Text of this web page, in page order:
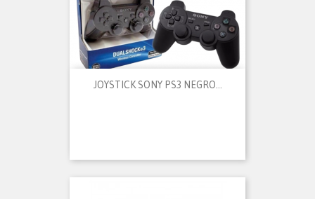
JOYSTICK SONY PS3 NEGRO...